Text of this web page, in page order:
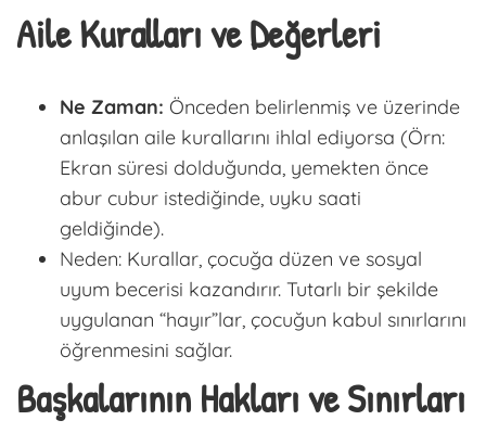
Aile Kuralları ve Değerleri
Ne Zaman: Önceden belirlenmiş ve üzerinde
anlaşılan aile kurallarını ihlal ediyorsa (Örn:
Ekran süresi dolduğunda, yemekten önce
abur cubur istediğinde, uyku saati
geldiğinde).
Neden: Kurallar, çocuğa düzen ve sosyal
uyum becerisi kazandırır. Tutarlı bir şekilde
uygulanan “hayır”lar, çocuğun kabul sınırlarını
öğrenmesini sağlar.
Başkalarının Hakları ve Sınırları